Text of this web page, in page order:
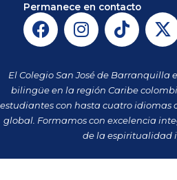
Permanece en contacto
F
a
e
b
o
o
I
n
t
a
g
r
a
m
T
i
t
o
k
X
-
w
i
t
t
e
r
El Colegio San José de
bilingüe en la región Caribe
estudiantes con hasta cuatro idiomas
global. Formamos con excelencia
de la espiritualidad